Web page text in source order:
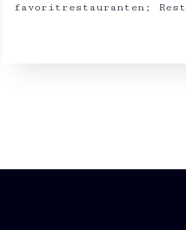
favoritrestauranten;